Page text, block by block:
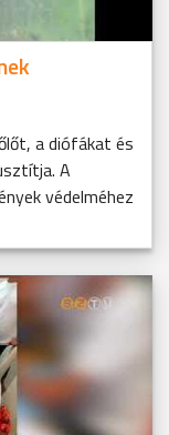
a diófákat és
A
védelméhez